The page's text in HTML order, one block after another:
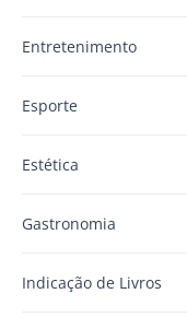
Entretenimento
Esporte
Estética
Gastronomia
Indicação de Livros